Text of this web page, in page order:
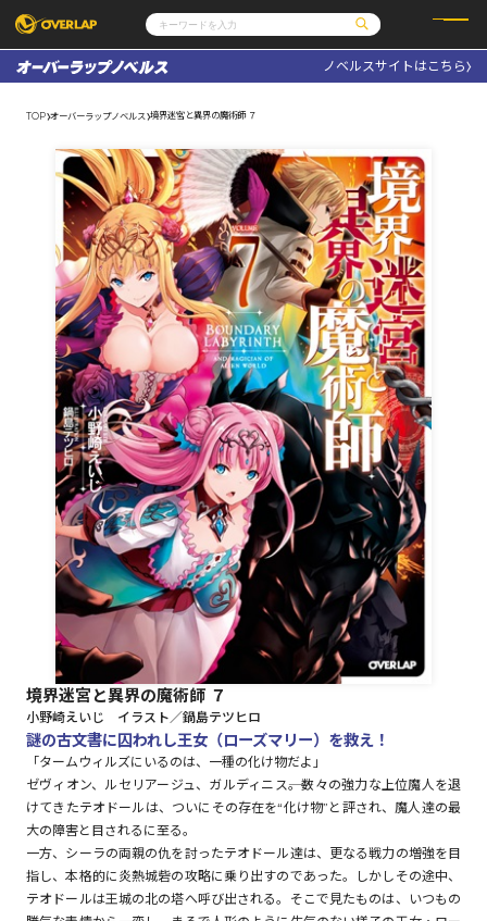
コミックガルド
コミッククリエ
その他
コミックエッセイ
ポケットモンスター
アニメ
ゲーム
通販・NEWS
OVERLAP STORE
オーバーラップ広報室
企業
会社概要
採用情報
アクセス
オーバーラップホールディングス
お問い合わせはこちら
オーバーラップ文庫
オーバーラップノベルス
オーバーラップノベルスf
ロサージュノベルス
コミックガルド
コミッククリエ
ノベルスサイトはこちら
TOP オーバーラップノベルス 境界迷宮と異界の魔術師 ７
境界迷宮と異界の魔術師 ７
小野崎えいじ イラスト／鍋島テツヒロ
謎の古文書に囚われし王女（ローズマリー）を救え！
「タームウィルズにいるのは、一種の化け物だよ」
ゼヴィオン、ルセリアージュ、ガルディニス――。数々の強力な上位魔人を退
けてきたテオドールは、ついにその存在を“化け物”と評され、魔人達の最
大の障害と目されるに至る。
一方、シーラの両親の仇を討ったテオドール達は、更なる戦力の増強を目
指し、本格的に炎熱城砦の攻略に乗り出すのであった。しかしその途中、
テオドールは王城の北の塔へ呼び出される。そこで見たものは、いつもの